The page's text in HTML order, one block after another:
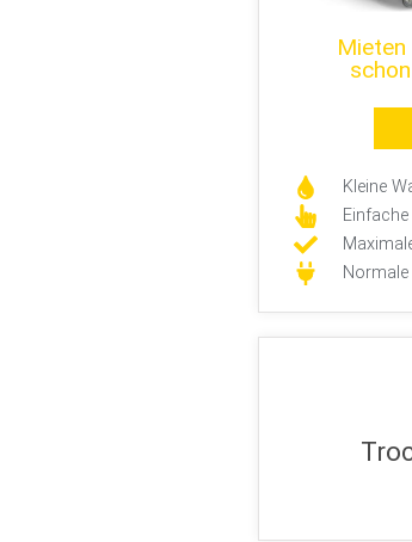
Mieten
Kleine